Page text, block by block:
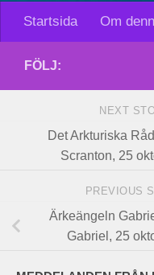
Startsida Om
FÖLJ:
NEXT
Det Arkturiska
Scranton, 25
PREVIOUS
Ärkeängeln
Gabriel, 25